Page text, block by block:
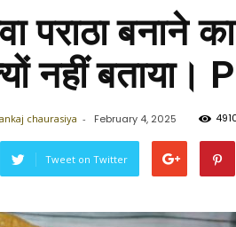
पराठा बनाने
नहीं बताया।
chaurasiya - February 4, 2025
Tweet on Twitter